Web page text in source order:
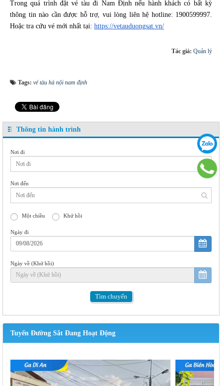
Trong quá trình đặt vé tàu đi Nam Định nếu hành khách có bất kỳ
thông tin nào cần được hỗ trợ, vui lòng liên hệ hotline: 1900599997.
Hoặc tra cứu vé mới nhất tại: https://vetauduongsat.vn/
Tác giả: Quản lý
Tags: vé tàu hà nội nam định
Thông tin hành trình
Nơi đi
Nơi đến
Một chiều Khứ hồi
Ngày đi
Ngày về (Khứ hồi)
Tìm chuyến
Tuyến Đường Sắt Đang Hoạt Động